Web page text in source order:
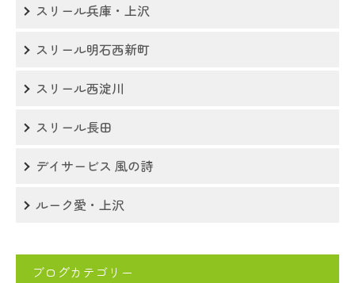
スリール兵庫・上沢
スリール明石西新町
スリール西淀川
スリール長田
デイサービス 風の詩
ルーク愛・上沢
ブログカテゴリー